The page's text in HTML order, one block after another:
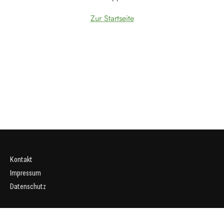
Zur Startseite
Kontakt
Impressum
Datenschutz